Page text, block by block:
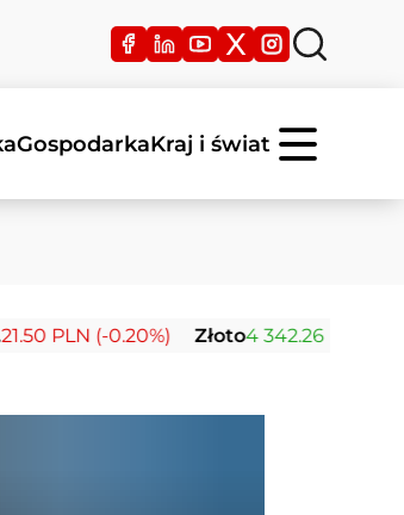
GospodarkaKraj i świat
(-0.20%) Złoto4 342.26 USD (0.00%)